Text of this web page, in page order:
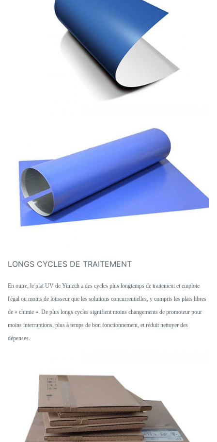
LONGS CYCLES DE TRAITEMENT
En outre, le plat UV de Yintech a des cycles plus longtemps de traitement et emploie
l'égal ou moins de lotisseur que les solutions concurrentielles, y compris les plats libres
de « chimie ». De plus longs cycles signifient moins changements de promoteur pour
moins interruptions, plus à temps de bon fonctionnement, et réduit nettoyer des
dépenses.